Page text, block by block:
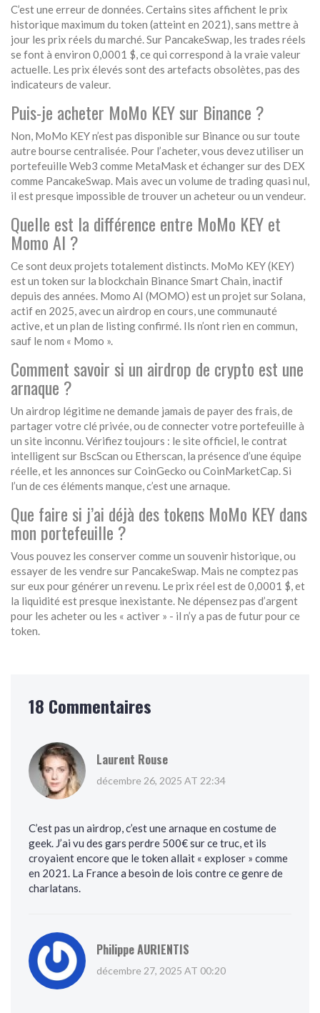
C’est une erreur de données. Certains sites affichent le prix
historique maximum du token (atteint en 2021), sans mettre à
jour les prix réels du marché. Sur PancakeSwap, les trades réels
se font à environ 0,0001 $, ce qui correspond à la vraie valeur
actuelle. Les prix élevés sont des artefacts obsolètes, pas des
indicateurs de valeur.
Puis-je acheter MoMo KEY sur Binance ?
Non, MoMo KEY n’est pas disponible sur Binance ou sur toute
autre bourse centralisée. Pour l’acheter, vous devez utiliser un
portefeuille Web3 comme MetaMask et échanger sur des DEX
comme PancakeSwap. Mais avec un volume de trading quasi nul,
il est presque impossible de trouver un acheteur ou un vendeur.
Quelle est la différence entre MoMo KEY et
Momo AI ?
Ce sont deux projets totalement distincts. MoMo KEY (KEY)
est un token sur la blockchain Binance Smart Chain, inactif
depuis des années. Momo AI (MOMO) est un projet sur Solana,
actif en 2025, avec un airdrop en cours, une communauté
active, et un plan de listing confirmé. Ils n’ont rien en commun,
sauf le nom « Momo ».
Comment savoir si un airdrop de crypto est une
arnaque ?
Un airdrop légitime ne demande jamais de payer des frais, de
partager votre clé privée, ou de connecter votre portefeuille à
un site inconnu. Vérifiez toujours : le site officiel, le contrat
intelligent sur BscScan ou Etherscan, la présence d’une équipe
réelle, et les annonces sur CoinGecko ou CoinMarketCap. Si
l’un de ces éléments manque, c’est une arnaque.
Que faire si j’ai déjà des tokens MoMo KEY dans
mon portefeuille ?
Vous pouvez les conserver comme un souvenir historique, ou
essayer de les vendre sur PancakeSwap. Mais ne comptez pas
sur eux pour générer un revenu. Le prix réel est de 0,0001 $, et
la liquidité est presque inexistante. Ne dépensez pas d’argent
pour les acheter ou les « activer » - il n’y a pas de futur pour ce
token.
18 Commentaires
Laurent Rouse
décembre 26, 2025 AT 22:34
C’est pas un airdrop, c’est une arnaque en costume de
geek. J’ai vu des gars perdre 500€ sur ce truc, et ils
croyaient encore que le token allait « exploser » comme
en 2021. La France a besoin de lois contre ce genre de
charlatans.
Philippe AURIENTIS
décembre 27, 2025 AT 00:20